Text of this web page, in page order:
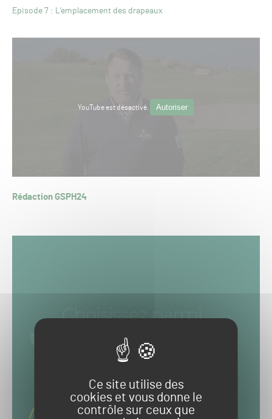
Ce site utilise des
cookies et vous donne le
contrôle sur ceux que
Episode 7 : L’emplacement des drapeaux
YouTube est désactivé. Autoriser
Rédaction GSPH24